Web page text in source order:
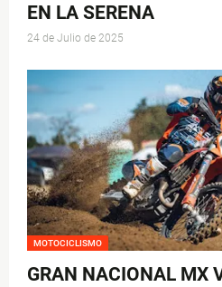
EN LA SERENA
24 de Julio de 2025
MOTOCICLISMO
GRAN NACIONAL MX